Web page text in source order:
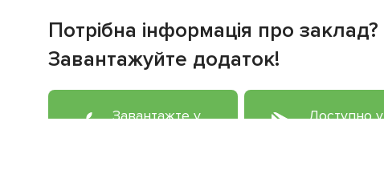
Потрібна інформація про заклад?
Завантажуйте додаток!
Завантажте у
Доступно у